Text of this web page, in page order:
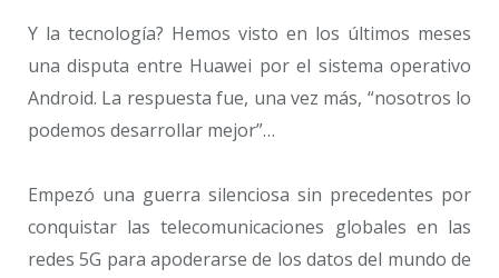
Y la tecnología? Hemos visto en los últimos meses
una disputa entre Huawei por el sistema operativo
Android. La respuesta fue, una vez más, “nosotros lo
podemos desarrollar mejor”…
Empezó una guerra silenciosa sin precedentes por
conquistar las telecomunicaciones globales en las
redes 5G para apoderarse de los datos del mundo de